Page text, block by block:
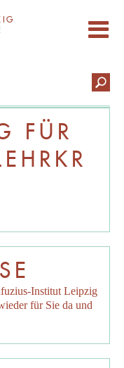
FÜR
Institut Leipzig
für Sie da und